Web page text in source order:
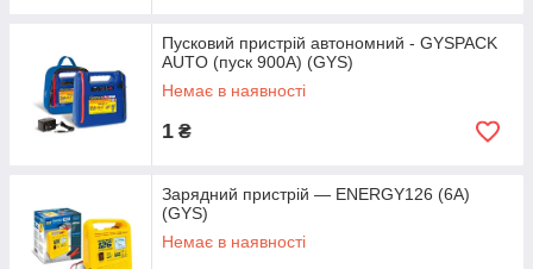
Пусковий пристрій автономний - GYSPACK
AUTO (пуск 900А) (GYS)
Немає в наявності
1 ₴
Зарядний пристрій — ENERGY126 (6А)
(GYS)
Немає в наявності